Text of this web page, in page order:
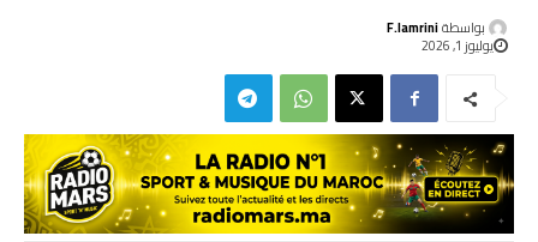
بواسطةF.lamrini
يوليوز 1, 2026